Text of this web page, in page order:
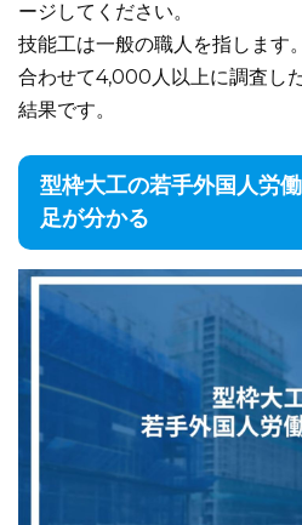
ージしてください。
技能工は一般の職人を指します。
合わせて4,000人以上に調査し
結果です。
型枠大工の若手外国人労
足が分かる